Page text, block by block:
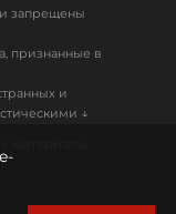
запрещены
признанные в
и
↓